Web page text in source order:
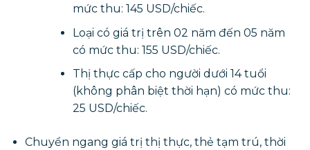
mức thu: 145 USD/chiếc.
Loại có giá trị trên 02 năm đến 05 năm
có mức thu: 155 USD/chiếc.
Thị thực cấp cho người dưới 14 tuổi
(không phân biệt thời hạn) có mức thu:
25 USD/chiếc.
Chuyển ngang giá trị thị thực, thẻ tạm trú, thời